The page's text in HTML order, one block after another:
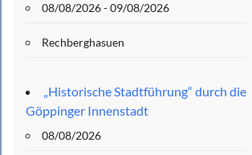
08/08/2026 - 09/08/2026
Rechberghasuen
„Historische Stadtführung“ durch die
Göppinger Innenstadt
08/08/2026